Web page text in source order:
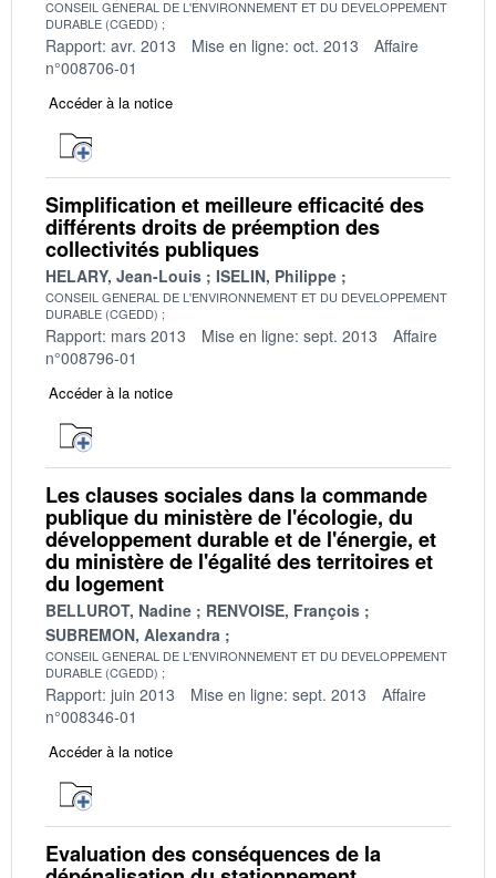
CONSEIL GENERAL DE L'ENVIRONNEMENT ET DU DEVELOPPEMENT
DURABLE (CGEDD)
Rapport: avr. 2013 Mise en ligne: oct. 2013
Affaire
n°008706-01
Accéder à la notice
Simplification et meilleure efficacité des
différents droits de préemption des
collectivités publiques
HELARY, Jean-Louis ISELIN, Philippe
CONSEIL GENERAL DE L'ENVIRONNEMENT ET DU DEVELOPPEMENT
DURABLE (CGEDD)
Rapport: mars 2013 Mise en ligne: sept. 2013
Affaire
n°008796-01
Accéder à la notice
Les clauses sociales dans la commande
publique du ministère de l'écologie, du
développement durable et de l'énergie, et
du ministère de l'égalité des territoires et
du logement
BELLUROT, Nadine
RENVOISE, François
SUBREMON, Alexandra
CONSEIL GENERAL DE L'ENVIRONNEMENT ET DU DEVELOPPEMENT
DURABLE (CGEDD)
Rapport: juin 2013 Mise en ligne: sept. 2013
Affaire
n°008346-01
Accéder à la notice
Evaluation des conséquences de la